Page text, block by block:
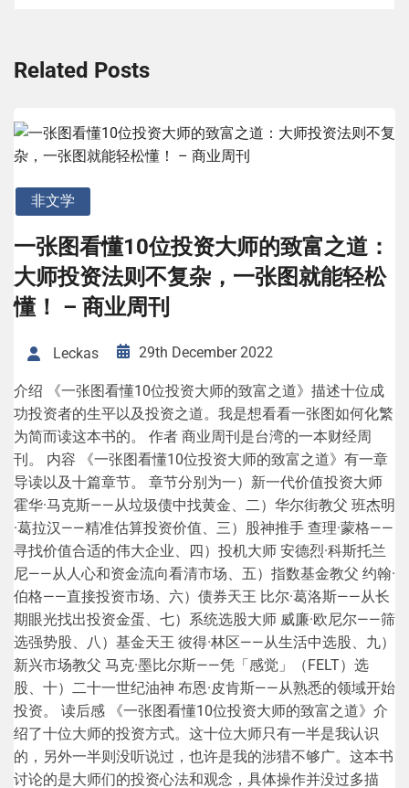
Related Posts
非文学
一张图看懂10位投资大师的致富之道：
大师投资法则不复杂，一张图就能轻松
懂！ – 商业周刊
Leckas 29th December 2022
介绍 《一张图看懂10位投资大师的致富之道》描述十位成
功投资者的生平以及投资之道。我是想看看一张图如何化繁
为简而读这本书的。 作者 商业周刊是台湾的一本财经周
刊。 内容 《一张图看懂10位投资大师的致富之道》有一章
导读以及十篇章节。 章节分别为一）新一代价值投资大师
霍华·马克斯——从垃圾债中找黄金、二）华尔街教父 班杰明
·葛拉汉——精准估算投资价值、三）股神推手 查理·蒙格——
寻找价值合适的伟大企业、四）投机大师 安德烈·科斯托兰
尼——从人心和资金流向看清市场、五）指数基金教父 约翰·
伯格——直接投资市场、六）债券天王 比尔·葛洛斯——从长
期眼光找出投资金蛋、七）系统选股大师 威廉·欧尼尔——筛
选强势股、八）基金天王 彼得·林区——从生活中选股、九）
新兴市场教父 马克·墨比尔斯——凭「感觉」（FELT）选
股、十）二十一世纪油神 布恩·皮肯斯——从熟悉的领域开始
投资。 读后感 《一张图看懂10位投资大师的致富之道》介
绍了十位大师的投资方式。这十位大师只有一半是我认识
的，另外一半则没听说过，也许是我的涉猎不够广。这本书
讨论的是大师们的投资心法和观念，具体操作并没过多描